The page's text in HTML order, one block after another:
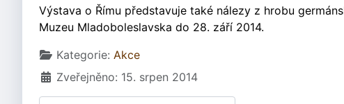
Výstava o Římu představuje také nálezy z hrobu
Muzeu Mladoboleslavska do 28. září 2014.
Základní údaje
Kategorie: Akce
Zveřejněno: 15. srpen 2014